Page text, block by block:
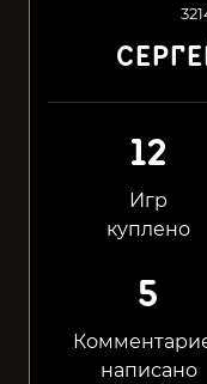
12
Игр
куплено
5
написано